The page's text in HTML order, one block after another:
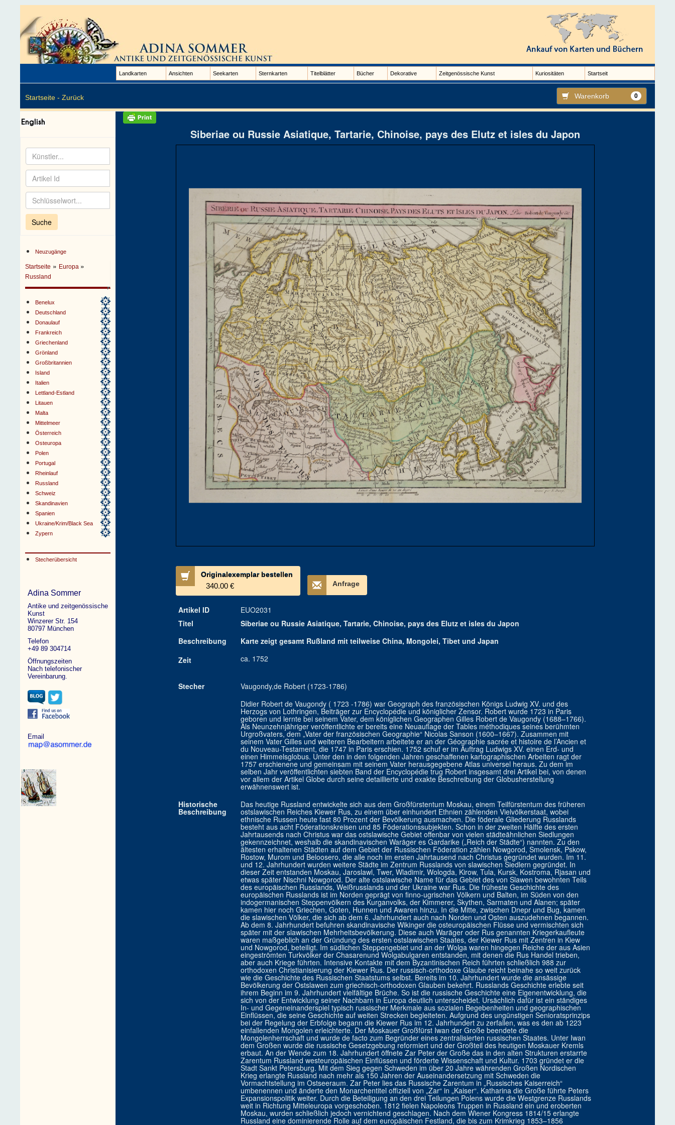
Landkarten Ansichten Seekarten Sternkarten Titelblätter Bücher Dekorative Zeitgenössische Kunst Kuriositäten Startseit
Startseite - Zurück Warenkorb 0
Neuzugänge
Startseite » Europa »
Russland
Benelux
Deutschland
Donaulauf
Frankreich
Griechenland
Grönland
Großbritannien
Island
Italien
Lettland-Estland
Litauen
Malta
Mittelmeer
Österreich
Osteuropa
Polen
Portugal
Rheinlauf
Russland
Schweiz
Skandinavien
Spanien
Ukraine/Krim/Black Sea
Zypern
Stecherübersicht
Adina Sommer
Antike und zeitgenössische
Kunst
Winzerer Str. 154
80797 München
Telefon
+49 89 304714
Öffnungszeiten
Nach telefonischer
Vereinbarung.
Email
Siberiae ou Russie Asiatique, Tartarie, Chinoise, pays des Elutz et isles du Japon
Originalexemplar bestellen
340.00 € Anfrage
Artikel ID
EUO2031
Titel
Siberiae ou Russie Asiatique, Tartarie, Chinoise, pays des Elutz et isles du Japon
Beschreibung
Karte zeigt gesamt Rußland mit teilweise China, Mongolei, Tibet und Japan
Zeit
ca. 1752
Stecher
Vaugondy,de Robert (1723-1786)
Didier Robert de Vaugondy ( 1723 -1786) war Geograph des französischen Königs Ludwig XV. und des
Herzogs von Lothringen, Beiträger zur Encyclopédie und königlicher Zensor. Robert wurde 1723 in Paris
geboren und lernte bei seinem Vater, dem königlichen Geographen Gilles Robert de Vaugondy (1688–1766).
Als Neunzehnjähriger veröffentlichte er bereits eine Neuauflage der Tables méthodiques seines berühmten
Urgroßvaters, dem „Vater der französischen Geographie“ Nicolas Sanson (1600–1667). Zusammen mit
seinem Vater Gilles und weiteren Bearbeitern arbeitete er an der Géographie sacrée et histoire de l’Ancien et
du Nouveau-Testament, die 1747 in Paris erschien. 1752 schuf er im Auftrag Ludwigs XV. einen Erd- und
einen Himmelsglobus. Unter den in den folgenden Jahren geschaffenen kartographischen Arbeiten ragt der
1757 erschienene und gemeinsam mit seinem Vater herausgegebene Atlas universel heraus. Zu dem im
selben Jahr veröffentlichten siebten Band der Encyclopédie trug Robert insgesamt drei Artikel bei, von denen
vor allem der Artikel Globe durch seine detaillierte und exakte Beschreibung der Globusherstellung
erwähnenswert ist.
Historische
Beschreibung
Das heutige Russland entwickelte sich aus dem Großfürstentum Moskau, einem Teilfürstentum des früheren
ostslawischen Reiches Kiewer Rus, zu einem über einhundert Ethnien zählenden Vielvölkerstaat, wobei
ethnische Russen heute fast 80 Prozent der Bevölkerung ausmachen. Die föderale Gliederung Russlands
besteht aus acht Föderationskreisen und 85 Föderationssubjekten. Schon in der zweiten Hälfte des ersten
Jahrtausends nach Christus war das ostslawische Gebiet offenbar von vielen städteähnlichen Siedlungen
gekennzeichnet, weshalb die skandinavischen Waräger es Gardarike („Reich der Städte“) nannten. Zu den
ältesten erhaltenen Städten auf dem Gebiet der Russischen Föderation zählen Nowgorod, Smolensk, Pskow,
Rostow, Murom und Beloosero, die alle noch im ersten Jahrtausend nach Christus gegründet wurden. Im 11.
und 12. Jahrhundert wurden weitere Städte im Zentrum Russlands von slawischen Siedlern gegründet. In
dieser Zeit entstanden Moskau, Jaroslawl, Twer, Wladimir, Wologda, Kirow, Tula, Kursk, Kostroma, Rjasan und
etwas später Nischni Nowgorod. Der alte ostslawische Name für das Gebiet des von Slawen bewohnten Teils
des europäischen Russlands, Weißrusslands und der Ukraine war Rus. Die früheste Geschichte des
europäischen Russlands ist im Norden geprägt von finno-ugrischen Völkern und Balten, im Süden von den
indogermanischen Steppenvölkern des Kurganvolks, der Kimmerer, Skythen, Sarmaten und Alanen; später
kamen hier noch Griechen, Goten, Hunnen und Awaren hinzu. In die Mitte, zwischen Dnepr und Bug, kamen
die slawischen Völker, die sich ab dem 6. Jahrhundert auch nach Norden und Osten auszudehnen begannen.
Ab dem 8. Jahrhundert befuhren skandinavische Wikinger die osteuropäischen Flüsse und vermischten sich
später mit der slawischen Mehrheitsbevölkerung. Diese auch Waräger oder Rus genannten Kriegerkaufleute
waren maßgeblich an der Gründung des ersten ostslawischen Staates, der Kiewer Rus mit Zentren in Kiew
und Nowgorod, beteiligt. Im südlichen Steppengebiet und an der Wolga waren hingegen Reiche der aus Asien
eingeströmten Turkvölker der Chasarenund Wolgabulgaren entstanden, mit denen die Rus Handel trieben,
aber auch Kriege führten. Intensive Kontakte mit dem Byzantinischen Reich führten schließlich 988 zur
orthodoxen Christianisierung der Kiewer Rus. Der russisch-orthodoxe Glaube reicht beinahe so weit zurück
wie die Geschichte des Russischen Staatstums selbst. Bereits im 10. Jahrhundert wurde die ansässige
Bevölkerung der Ostslawen zum griechisch-orthodoxen Glauben bekehrt. Russlands Geschichte erlebte seit
ihrem Beginn im 9. Jahrhundert vielfältige Brüche. So ist die russische Geschichte eine Eigenentwicklung, die
sich von der Entwicklung seiner Nachbarn in Europa deutlich unterscheidet. Ursächlich dafür ist ein ständiges
In- und Gegeneinanderspiel typisch russischer Merkmale aus sozialen Begebenheiten und geographischen
Einflüssen, die seine Geschichte auf weiten Strecken begleiteten. Aufgrund des ungünstigen Senioratsprinzips
bei der Regelung der Erbfolge begann die Kiewer Rus im 12. Jahrhundert zu zerfallen, was es den ab 1223
einfallenden Mongolen erleichterte. Der Moskauer Großfürst Iwan der Große beendete die
Mongolenherrschaft und wurde de facto zum Begründer eines zentralisierten russischen Staates. Unter Iwan
dem Großen wurde die russische Gesetzgebung reformiert und der Großteil des heutigen Moskauer Kremls
erbaut. An der Wende zum 18. Jahrhundert öffnete Zar Peter der Große das in den alten Strukturen erstarrte
Zarentum Russland westeuropäischen Einflüssen und förderte Wissenschaft und Kultur. 1703 gründet er die
Stadt Sankt Petersburg. Mit dem Sieg gegen Schweden im über 20 Jahre währenden Großen Nordischen
Krieg erlangte Russland nach mehr als 150 Jahren der Auseinandersetzung mit Schweden die
Vormachtstellung im Ostseeraum. Zar Peter lies das Russische Zarentum in „Russisches Kaiserreich“
umbenennen und änderte den Monarchentitel offiziell von „Zar“ in „Kaiser“. Katharina die Große führte Peters
Expansionspolitik weiter. Durch die Beteiligung an den drei Teilungen Polens wurde die Westgrenze Russlands
weit in Richtung Mitteleuropa vorgeschoben. 1812 fielen Napoleons Truppen in Russland ein und eroberten
Moskau, wurden schließlich jedoch vernichtend geschlagen. Nach dem Wiener Kongress 1814/15 erlangte
Russland eine dominierende Rolle auf dem europäischen Festland, die bis zum Krimkrieg 1853–1856